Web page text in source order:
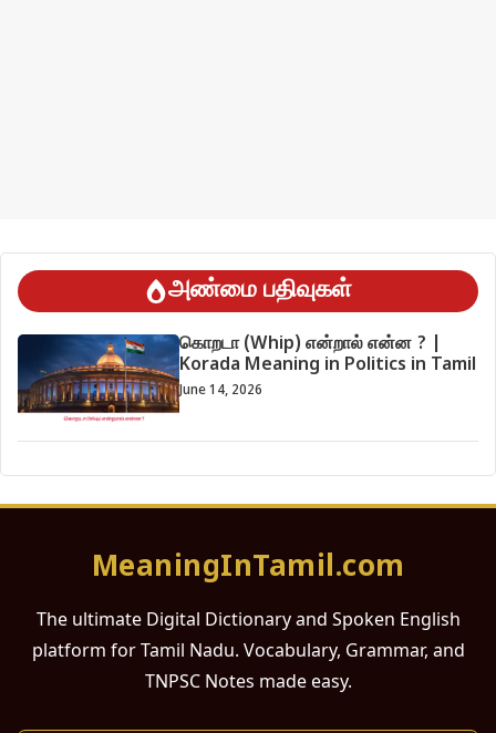
அண்மை பதிவுகள்
கொறடா (Whip) என்றால் என்ன ? |
Korada Meaning in Politics in Tamil
June 14, 2026
MeaningInTamil.com
The ultimate Digital Dictionary and Spoken English
platform for Tamil Nadu. Vocabulary, Grammar, and
TNPSC Notes made easy.